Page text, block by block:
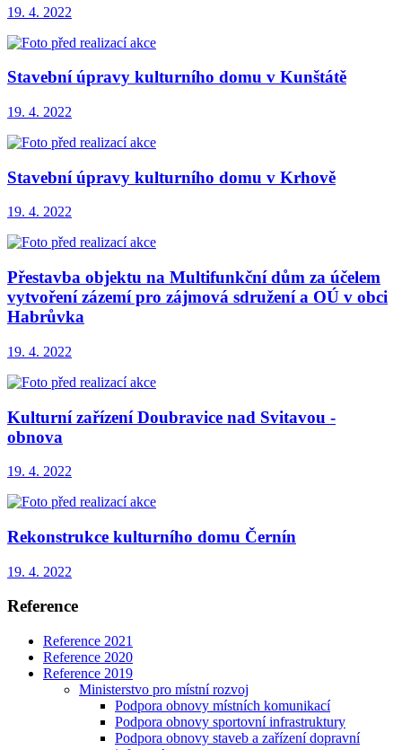
19. 4. 2022
Stavební úpravy kulturního domu v Kunštátě
19. 4. 2022
Stavební úpravy kulturního domu v Krhově
19. 4. 2022
Přestavba objektu na Multifunkční dům za účelem
vytvoření zázemí pro zájmová sdružení a OÚ v obci
Habrůvka
19. 4. 2022
Kulturní zařízení Doubravice nad Svitavou -
obnova
19. 4. 2022
Rekonstrukce kulturního domu Černín
19. 4. 2022
Reference
Reference 2021
Reference 2020
Reference 2019
Ministerstvo pro místní rozvoj
Podpora obnovy místních komunikací
Podpora obnovy sportovní infrastruktury
Podpora obnovy staveb a zařízení dopravní